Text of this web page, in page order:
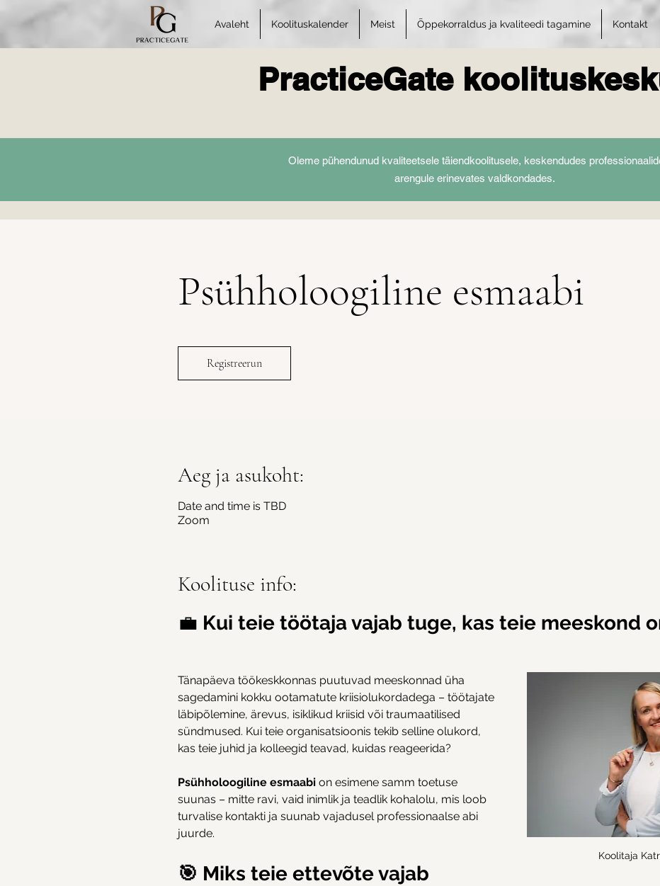
Avaleht Koolituskalender Meist Õppekorraldus ja kvaliteedi tagamine Kontakt
PracticeGate
Oleme pühendunud kvaliteetsele täiendkoolitusele, keskendudes
arengule erinevates valdkondades.
Psühholoogiline esmaabi
Registreerun
Aeg ja asukoht:
Date and time is TBD
Zoom
Koolituse info:
💼 Kui teie töötaja vajab tuge, kas teie meeskond
Koolitaja
Tänapäeva töökeskkonnas puutuvad meeskonnad üha
sagedamini kokku ootamatute kriisiolukordadega – töötajate
läbipõlemine, ärevus, isiklikud kriisid või traumaatilised
sündmused. Kui teie organisatsioonis tekib selline olukord,
kas teie juhid ja kolleegid teavad, kuidas reageerida?
Psühholoogiline esmaabi on esimene samm toetuse
suunas – mitte ravi, vaid inimlik ja teadlik kohalolu, mis loob
turvalise kontakti ja suunab vajadusel professionaalse abi
juurde.
🎯 Miks teie ettevõte vajab